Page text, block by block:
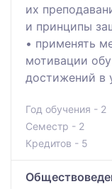
их
и принципы
• применять
мотивации
достижений в
Год обучения - 2
Семестр - 2
Кредитов - 5